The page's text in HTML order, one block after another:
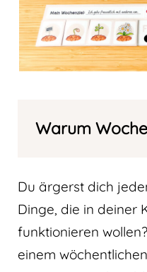
Warum
Du ärgerst dich
Dinge, die in deiner
funktionieren
einem